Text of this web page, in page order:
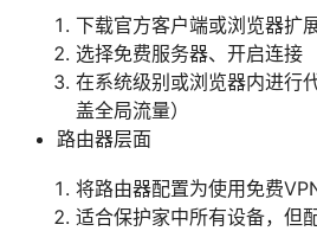
下载官方客户端或浏览器扩
选择免费服务器、开启连接
在系统级别或浏览器内进行
盖全局流量）
路由器层面
将路由器配置为使用免费
适合保护家中所有设备，但